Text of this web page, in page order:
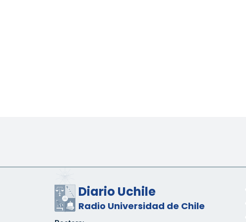
Diario Uchile
Radio Universidad de Chile